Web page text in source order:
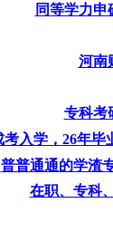
同等学力
河南
专科考
考入学，26年毕
普普通通的学渣
在职、专科